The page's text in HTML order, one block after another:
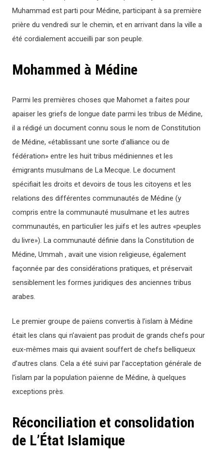
Muhammad est parti pour Médine, participant à sa première
prière du vendredi sur le chemin, et en arrivant dans la ville a
été cordialement accueilli par son peuple.
Mohammed à Médine
Parmi les premières choses que Mahomet a faites pour
apaiser les griefs de longue date parmi les tribus de Médine,
il a rédigé un document connu sous le nom de Constitution
de Médine, «établissant une sorte d’alliance ou de
fédération» entre les huit tribus médiniennes et les
émigrants musulmans de La Mecque. Le document
spécifiait les droits et devoirs de tous les citoyens et les
relations des différentes communautés de Médine (y
compris entre la communauté musulmane et les autres
communautés, en particulier les juifs et les autres «peuples
du livre»). La communauté définie dans la Constitution de
Médine, Ummah , avait une vision religieuse, également
façonnée par des considérations pratiques, et préservait
sensiblement les formes juridiques des anciennes tribus
arabes.
Le premier groupe de païens convertis à l’islam à Médine
était les clans qui n’avaient pas produit de grands chefs pour
eux-mêmes mais qui avaient souffert de chefs belliqueux
d’autres clans. Cela a été suivi par l’acceptation générale de
l’islam par la population païenne de Médine, à quelques
exceptions près.
Réconciliation et consolidation
de L’État Islamique